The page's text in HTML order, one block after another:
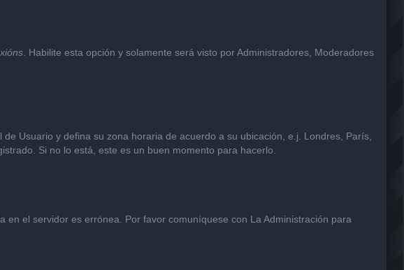
. Habilite esta opción y solamente será visto por Administradores, Moderadores
Usuario y defina su zona horaria de acuerdo a su ubicación, e.j. Londres, París,
Si no lo está, este es un buen momento para hacerlo.
el servidor es errónea. Por favor comuníquese con La Administración para